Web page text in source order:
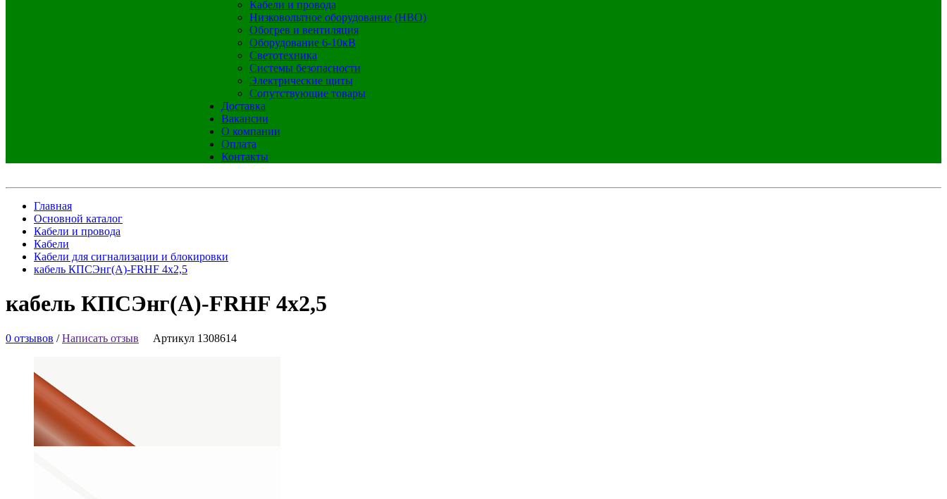
Кабели и провода
Низковольтное оборудование (НВО)
Обогрев и вентиляция
Оборудование 6-10кВ
Светотехника
Системы безопасности
Электрические щиты
Сопутствующие товары
Доставка
Вакансии
О компании
Оплата
Контакты
Главная
Основной каталог
Кабели и провода
Кабели
Кабели для сигнализации и блокировки
кабель КПСЭнг(А)-FRHF 4х2,5
кабель КПСЭнг(А)-FRHF 4х2,5
0 отзывов /Написать отзыв Артикул 1308614